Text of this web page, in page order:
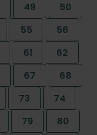
49
50
55
56
61
62
67
68
73
74
79
80